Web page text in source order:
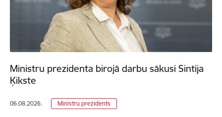
Ministru prezidenta birojā darbu sākusi Sintija
Ķikste
06.08.2026. Ministru prezidents